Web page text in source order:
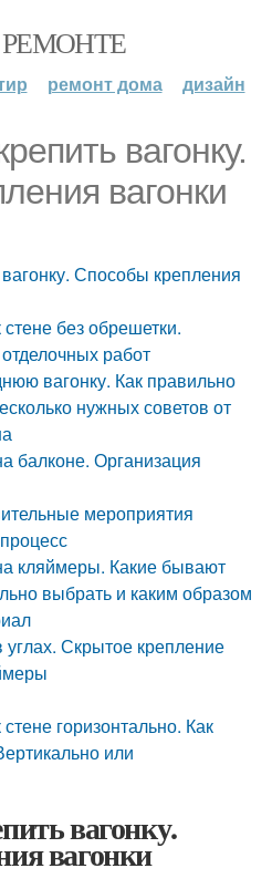
ремонт дома дизайн
вагонку.
вагонки
Способы крепления
стене без обрешетки.
работ
вагонку. Как правильно
нужных советов от
балконе. Организация
мероприятия
кляймеры. Какие бывают
выбрать и каким образом
углах. Скрытое крепление
горизонтально. Как
или
вагонку.
вагонки